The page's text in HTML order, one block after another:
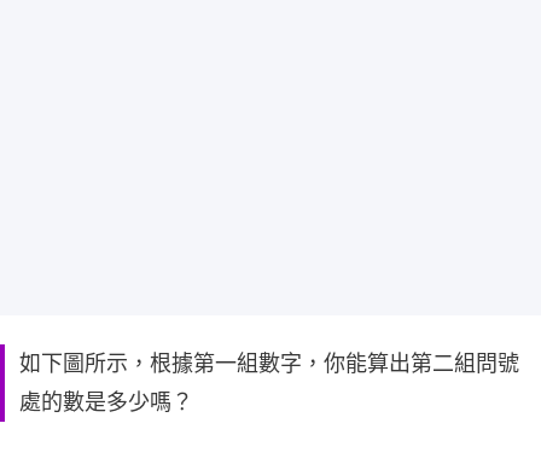
如下圖所示，根據第一組數字，你能算出第二組問號
處的數是多少嗎？